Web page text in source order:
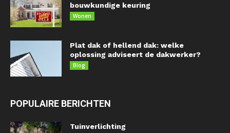
bouwkundige keuring
Wonen
Plat dak of hellend dak: welke
oplossing adviseert de dakwerker?
Blog
POPULAIRE BERICHTEN
Tuinverlichting